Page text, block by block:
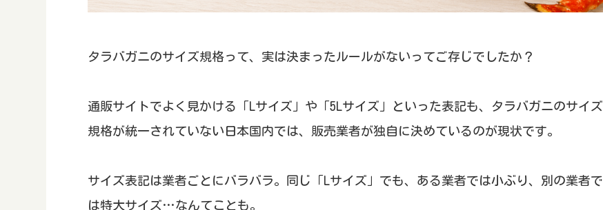
タラバガニのサイズ規格って、実は決まったルールがないってご存じでしたか？
通販サイトでよく見かける「Lサイズ」や「5Lサイズ」といった表記も、タラバガニのサイズ
規格が統一されていない日本国内では、販売業者が独自に決めているのが現状です。
サイズ表記は業者ごとにバラバラ。同じ「Lサイズ」でも、ある業者では小ぶり、別の業者で
は特大サイズ…なんてことも。